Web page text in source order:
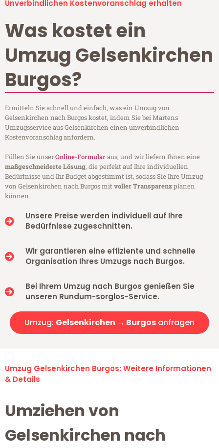
Unverbindlichen Kostenvoranschlag erhalten
Was kostet ein
Umzug Gelsenkirchen
Burgos?
Ermitteln Sie schnell und einfach, was ein Umzug von
Gelsenkirchen nach Burgos kostet, indem Sie bei Martens
Umzugsservice aus Gelsenkirchen einen unverbindlichen
Kostenvoranschlag anfordern.
Füllen Sie unserOnline-Formularaus, und wir liefern Ihnen eine
maßgeschneiderte Lösung, die perfekt auf Ihre individuellen
Bedürfnisse und Ihr Budget abgestimmt ist, sodass Sie Ihre Umzug
von Gelsenkirchen nach Burgos mitvoller Transparenzplanen
können.
Unsere Preise werden individuell auf Ihre
Bedürfnisse zugeschnitten.
Wir garantieren eine effiziente und schnelle
Organisation Ihres Umzugs nach Burgos.
Bei Ihrem Umzug nach Burgos genießen Sie
unseren Rundum-sorglos-Service.
Umzug: Gelsenkirchen → Burgos anfragen
Umzug Gelsenkirchen Burgos: Weitere Informationen
& Details
Umziehen von
Gelsenkirchen nach